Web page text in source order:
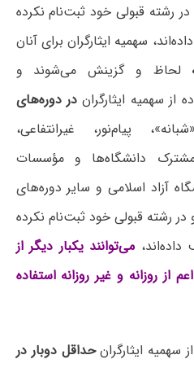
در رشته قبولی خود ثبت‌نام نکرده
سهمیه ایثارگران برای آنان
لحاظ و گزینش می‌شوند و
از سهمیه ایثارگراندر دوره‌های
پیام‌نور، غیرانتفاعی،
دانشگاه‌ها و مؤسسات
آزاد اسلامی و سایر دوره‌های
در رشته قبولی خود ثبت‌نام نکرده
می‌توانند یکبار دیگر از
از روزانه و غیر روزانه استفاده
سهمیه ایثارگرانحداقل دوبار در